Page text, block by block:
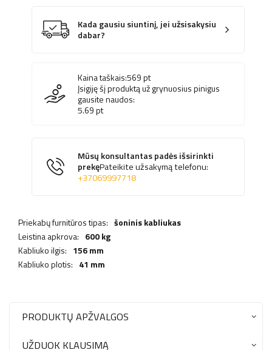
Kada gausiu siuntinį, jei užsisakysiu
dabar?
Kaina taškais:569pt
Įsigiję šį produktą už grynuosius pinigus
gausite naudos:
5.69pt
Mūsų konsultantas padės išsirinkti
prekęPateikite užsakymą telefonu:
+37069997718
Priekabų furnitūros tipas: šoninis kabliukas
Leistina apkrova: 600 kg
Kabliuko ilgis: 156 mm
Kabliuko plotis: 41 mm
PRODUKTŲ APŽVALGOS
UŽDUOK KLAUSIMĄ